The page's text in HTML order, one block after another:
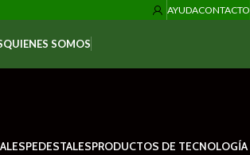
AYUDACONTACTO
QUIENES SOMOS
PEDESTALESPRODUCTOS DE TECNOLOGÍA